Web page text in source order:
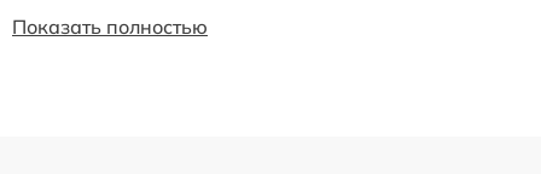
Показать полностью